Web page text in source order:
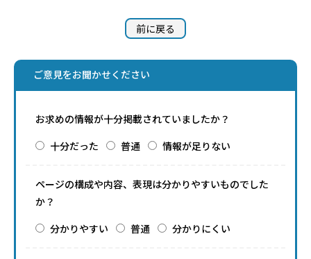
前に戻る
ご意見をお聞かせください
お求めの情報が十分掲載されていましたか？
十分だった
普通 情報が足りない
ページの構成や内容、表現は分かりやすいものでした
か？
分かりやすい
普通 分かりにくい